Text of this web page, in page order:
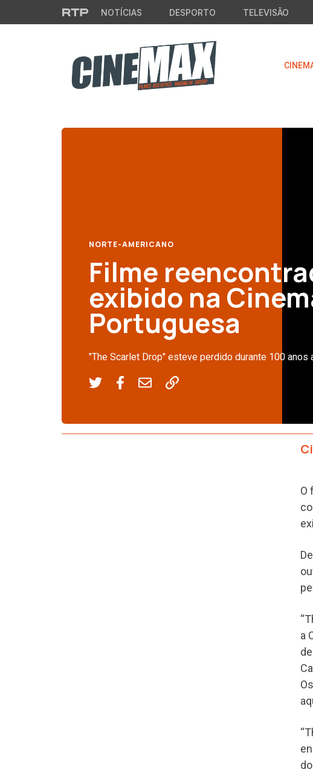
Saltar para o conteúdo principal
NOTÍCIAS DESPORTO TELEVISÃO
NORTE-AMERICANO
Filme
exibido na
Portuguesa
"The Scarlet Drop" esteve perdido durante 100
O
a